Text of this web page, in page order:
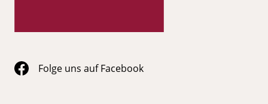
Folge uns auf Facebook